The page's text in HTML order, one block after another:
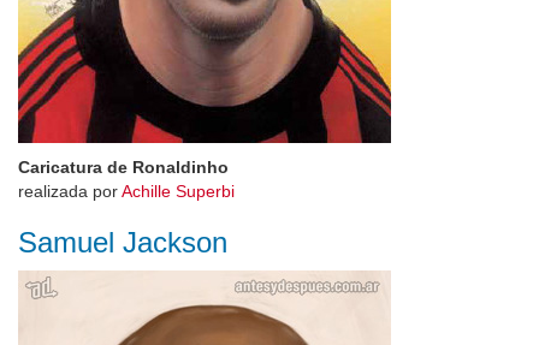
Caricatura de Ronaldinho
realizada porAchille Superbi
Samuel Jackson